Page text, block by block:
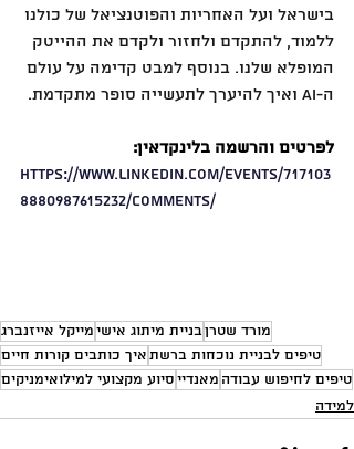
בישראל ועל האחריות והפוטנציאל של כולנו
ללמוד, להתקדם ולחזור ולקדם את ההייטק
המופלא שלנו. בנוסף למבט קדימה על עולם
ה-AI ואיך להיערך לתעשייה סופר מתקדמת.
לפרטים והרשמה בלינקדאין:
https://www.linkedin.com/events/717103
8880987615232/comments/
מורד שטרןבניית מיתוג אישימייקל אייזנברג
טיפים לבניית נוכחות ברשתאיך כותבים קורות חיים
טיפים לחיפוש עבודה מאנדייסיוע מקצועי למילואימניקים
למידה